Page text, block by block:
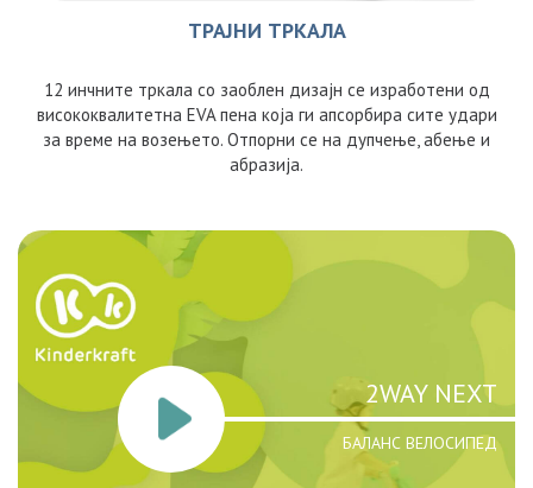
ТРАЈНИ ТРКАЛА
12 инчните тркала со заоблен дизајн се изработени од
висококвалитетна EVA пена која ги апсорбира сите удари
за време на возењето. Отпорни се на дупчење, абење и
абразија.
2WAY NEXT
БАЛАНС ВЕЛОСИПЕД